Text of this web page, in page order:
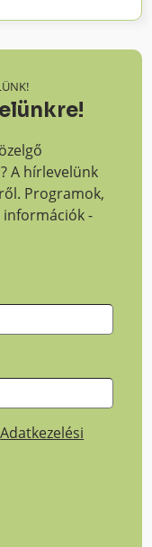
A hírlevelünk
Programok,
információk -
Adatkezelési